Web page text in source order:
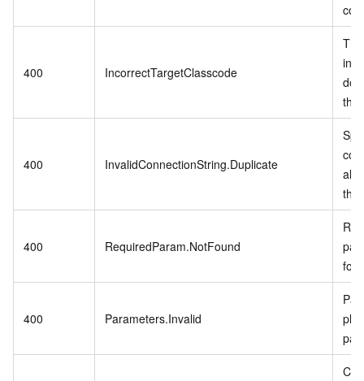
400 IncorrectTargetClasscode
this
400 InvalidConnectionString.Duplicate
the
400 RequiredParam.NotFound
400 Parameters.Invalid